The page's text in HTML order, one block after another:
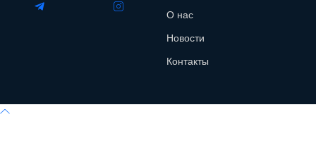
О нас
Новости
Контакты